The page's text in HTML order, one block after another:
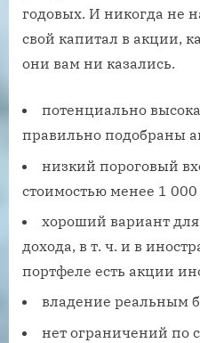
годовых. И никогда не
свой капитал в акции,
они вам ни казались.
потенциально
правильно подобраны
низкий пороговый
стоимостью менее 1 000
хороший вариант
дохода, в т. ч. и в
портфеле есть акции
владение реальным
нет ограничений по